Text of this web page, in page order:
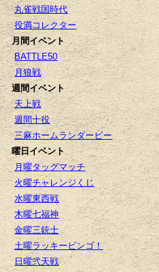
丸雀戦国時代
役満コレクター
月間イベント
BATTLE50
月狼戦
週間イベント
天上戦
週間十役
三麻ホームランダービー
曜日イベント
月曜タッグマッチ
火曜チャレンジくじ
水曜東西戦
木曜七福神
金曜三銃士
土曜ラッキービンゴ！
日曜弐天戦